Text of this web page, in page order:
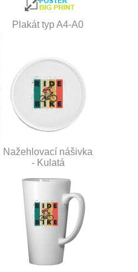
Plakát typ A4-A0
Nažehlovací nášivka
- Kulatá